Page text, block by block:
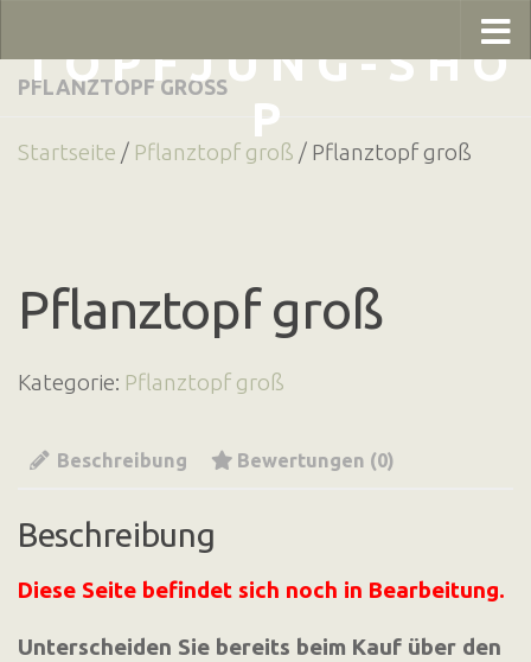
T O P F J U N G - S H O
P
PFLANZTOPF GROSS
Startseite / Pflanztopf groß / Pflanztopf groß
Pflanztopf groß
Kategorie: Pflanztopf groß
Beschreibung Bewertungen (0)
Beschreibung
Diese Seite befindet sich noch in Bearbeitung.
Unterscheiden Sie bereits beim Kauf über den